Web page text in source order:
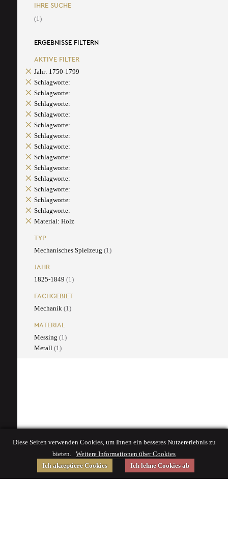
IHRE SUCHE
(1)
ERGEBNISSE FILTERN
AKTIVE FILTER
Jahr: 1750-1799
Schlagworte:
Schlagworte:
Schlagworte:
Schlagworte:
Schlagworte:
Schlagworte:
Schlagworte:
Schlagworte:
Schlagworte:
Schlagworte:
Schlagworte:
Schlagworte:
Schlagworte:
Material: Holz
TYP
Mechanisches Spielzeug (1)
JAHR
1825-1849 (1)
FACHGEBIET
Mechanik (1)
MATERIAL
Messing (1)
Metall (1)
Diese Seiten verwenden Cookies, um Ihnen ein besseres Nutzererlebnis zu
bieten. Weitere Informationen über Cookies
Ich akzeptiere Cookies
Ich lehne Cookies ab